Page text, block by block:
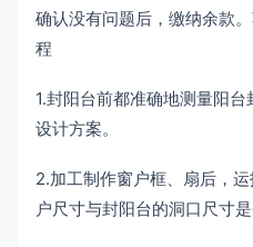
确认没有问题后，缴纳余款
程
1.封阳台前都准确地测量阳
设计方案。
2.加工制作窗户框、扇后，
户尺寸与封阳台的洞口尺寸是